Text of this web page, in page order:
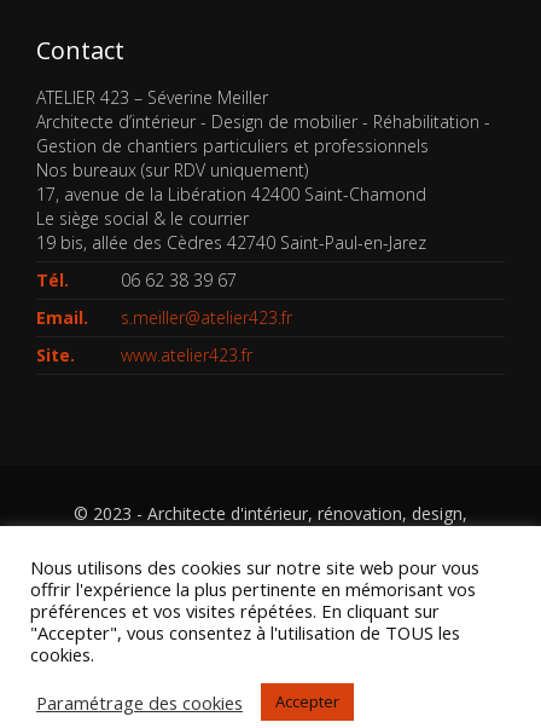
Contact
ATELIER 423 – Séverine Meiller
Architecte d’intérieur - Design de mobilier - Réhabilitation -
Gestion de chantiers particuliers et professionnels
Nos bureaux (sur RDV uniquement)
17, avenue de la Libération 42400 Saint-Chamond
Le siège social & le courrier
19 bis, allée des Cèdres 42740 Saint-Paul-en-Jarez
Tél.
06 62 38 39 67
Email.
s.meiller@atelier423.fr
Site.
www.atelier423.fr
© 2023 - Architecte d'intérieur, rénovation, design,
gestion de chantiers particuliers et professionnels. Saint-
Etienne, Loire, Auvergne Rhône Alpes Mentions légales -
en matière de cookies
Thème byOceanThemes
Nous utilisons des cookies sur notre site web pour vous
offrir l'expérience la plus pertinente en mémorisant vos
préférences et vos visites répétées. En cliquant sur
"Accepter", vous consentez à l'utilisation de TOUS les
cookies.
Paramétrage des cookies
Accepter